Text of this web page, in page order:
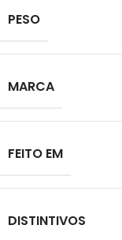
PESO
MARCA
FEITO EM
DISTINTIVOS